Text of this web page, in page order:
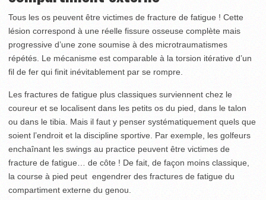
Tous les os peuvent être victimes de fracture de fatigue ! Cette
lésion correspond à une réelle fissure osseuse complète mais
progressive d’une zone soumise à des microtraumatismes
répétés. Le mécanisme est comparable à la torsion itérative d’un
fil de fer qui finit inévitablement par se rompre.
Les fractures de fatigue plus classiques surviennent chez le
coureur et se localisent dans les petits os du pied, dans le talon
ou dans le tibia. Mais il faut y penser systématiquement quels que
soient l’endroit et la discipline sportive. Par exemple, les golfeurs
enchaînant les swings au practice peuvent être victimes de
fracture de fatigue… de côte ! De fait, de façon moins classique,
la course à pied peut engendrer des fractures de fatigue du
compartiment externe du genou.